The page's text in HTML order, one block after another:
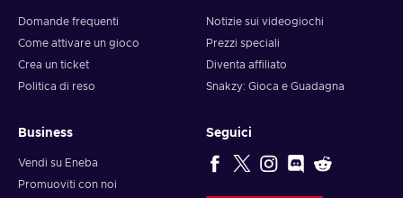
Domande frequenti
Come attivare un gioco
Crea un ticket
Politica di reso
Notizie sui videogiochi
Prezzi speciali
Diventa affiliato
Snakzy: Gioca e Guadagna
Business
Vendi su Eneba
Promuoviti con noi
Seguici